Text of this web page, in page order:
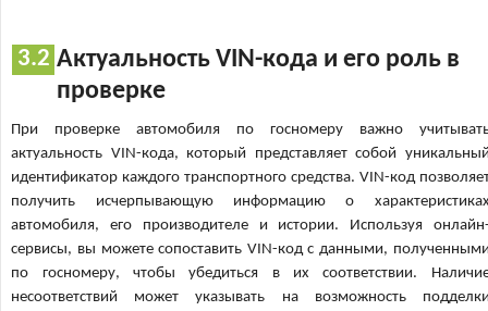
Актуальность VIN-кода и его роль в
проверке
При проверке автомобиля по госномеру важно
актуальность VIN-кода, который представляет собой
идентификатор каждого транспортного средства. VIN-код
получить исчерпывающую информацию о
автомобиля, его производителе и истории. Используя
сервисы, вы можете сопоставить VIN-код с данными,
по госномеру, чтобы убедиться в их соответствии.
несоответствий может указывать на возможность